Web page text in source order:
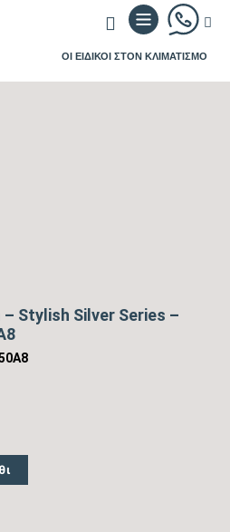
ΟΙ ΕΙΔΙΚΟΙ ΣΤΟΝ ΚΛΙΜΑΤΙΣΜΟ
– Stylish Silver Series –